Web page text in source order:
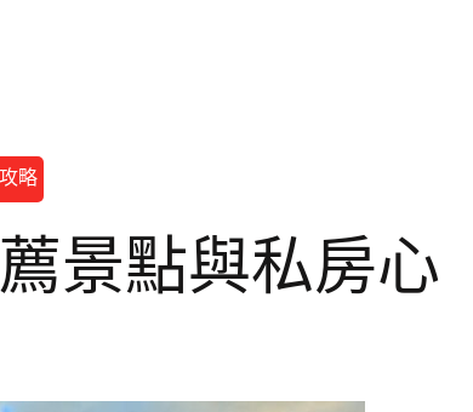
略
景點與私房心